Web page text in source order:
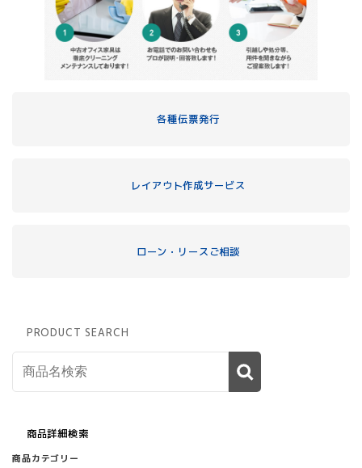
各種伝票発行
レイアウト作成サービス
ローン・リースご相談
PRODUCT SEARCH
商品詳細検索
商品カテゴリー